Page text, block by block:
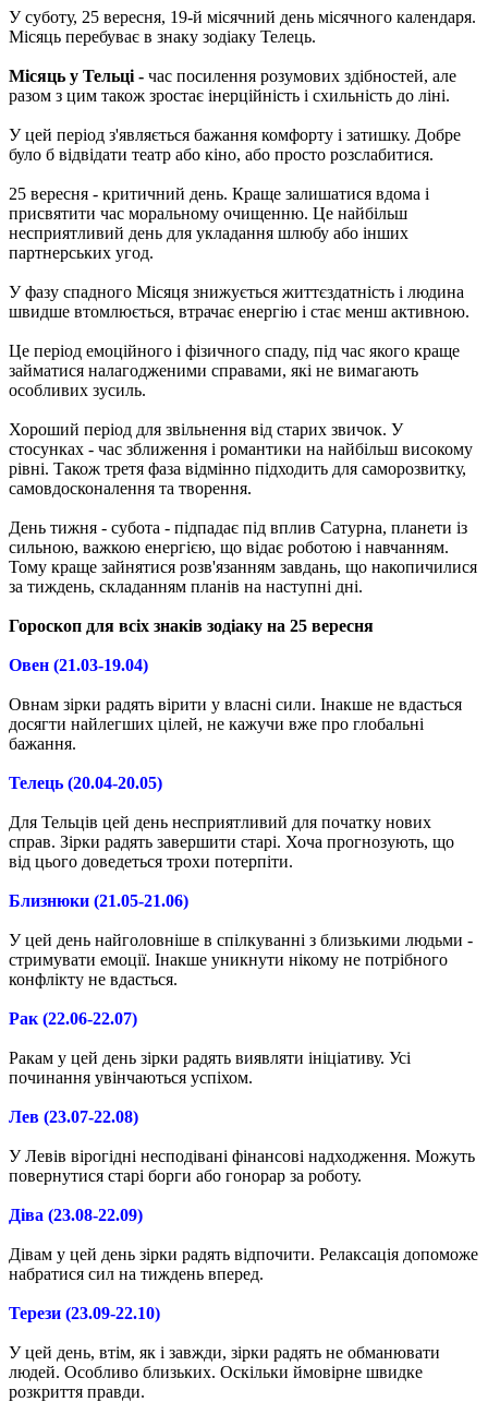
У суботу, 25 вересня, 19-й місячний день місячного календаря.
Місяць перебуває в знаку зодіаку Телець.
Місяць у Тельці - час посилення розумових здібностей, але
разом з цим також зростає інерційність і схильність до ліні.
У цей період з'являється бажання комфорту і затишку. Добре
було б відвідати театр або кіно, або просто розслабитися.
25 вересня - критичний день. Краще залишатися вдома і
присвятити час моральному очищенню. Це найбільш
несприятливий день для укладання шлюбу або інших
партнерських угод.
У фазу спадного Місяця знижується життєздатність і людина
швидше втомлюється, втрачає енергію і стає менш активною.
Це період емоційного і фізичного спаду, під час якого краще
займатися налагодженими справами, які не вимагають
особливих зусиль.
Хороший період для звільнення від старих звичок. У
стосунках - час зближення і романтики на найбільш високому
рівні. Також третя фаза відмінно підходить для саморозвитку,
самовдосконалення та творення.
День тижня - субота - підпадає під вплив Сатурна, планети із
сильною, важкою енергією, що відає роботою і навчанням.
Тому краще зайнятися розв'язанням завдань, що накопичилися
за тиждень, складанням планів на наступні дні.
Гороскоп для всіх знаків зодіаку на 25 вересня
Овен (21.03-19.04)
Овнам зірки радять вірити у власні сили. Інакше не вдасться
досягти найлегших цілей, не кажучи вже про глобальні
бажання.
Телець (20.04-20.05)
Для Тельців цей день несприятливий для початку нових
справ. Зірки радять завершити старі. Хоча прогнозують, що
від цього доведеться трохи потерпіти.
Близнюки (21.05-21.06)
У цей день найголовніше в спілкуванні з близькими людьми -
стримувати емоції. Інакше уникнути нікому не потрібного
конфлікту не вдасться.
Рак (22.06-22.07)
Ракам у цей день зірки радять виявляти ініціативу. Усі
починання увінчаються успіхом.
Лев (23.07-22.08)
У Левів вірогідні несподівані фінансові надходження. Можуть
повернутися старі борги або гонорар за роботу.
Діва (23.08-22.09)
Дівам у цей день зірки радять відпочити. Релаксація допоможе
набратися сил на тиждень вперед.
Терези (23.09-22.10)
У цей день, втім, як і завжди, зірки радять не обманювати
людей. Особливо близьких. Оскільки ймовірне швидке
розкриття правди.